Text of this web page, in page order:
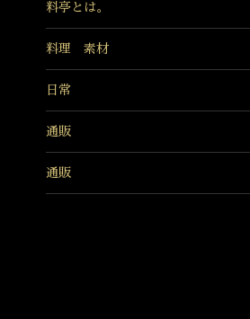
料亭とは。
料理 素材
日常
通販
通販